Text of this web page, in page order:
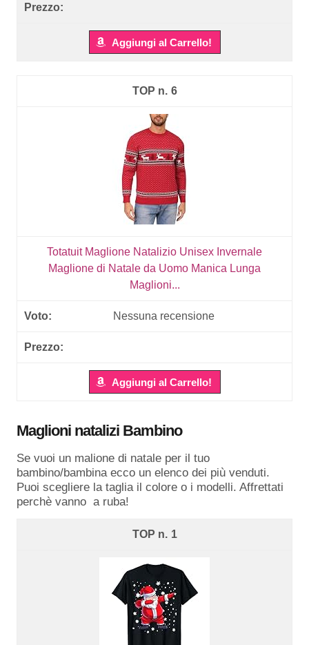
Aggiungi al Carrello!
6
Totatuit Maglione Natalizio Unisex Invernale
Maglione di Natale da Uomo Manica Lunga
Maglioni...
Nessuna recensione
Aggiungi al Carrello!
Maglioni natalizi Bambino
Se vuoi un malione di natale per il tuo
bambino/bambina ecco un elenco dei più venduti.
Puoi scegliere la taglia il colore o i modelli. Affrettati
perchè vanno a ruba!
1